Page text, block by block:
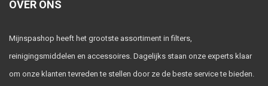
OVER ONS
Mijnspashop heeft het grootste assortiment in filters,
reinigingsmiddelen en accessoires. Dagelijks staan onze experts klaar
om onze klanten tevreden te stellen door ze de beste service te bieden.